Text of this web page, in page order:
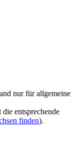
nur für allgemeine
entsprechende
finden).